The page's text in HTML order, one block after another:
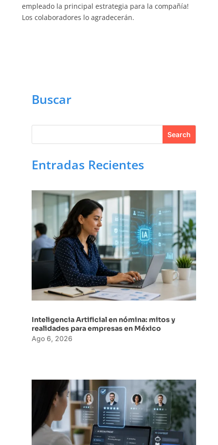
empleado la principal estrategia para la compañía!
Los colaboradores lo agradecerán.
Buscar
Entradas Recientes
Inteligencia Artificial en nómina: mitos y
realidades para empresas en México
Ago 6, 2026